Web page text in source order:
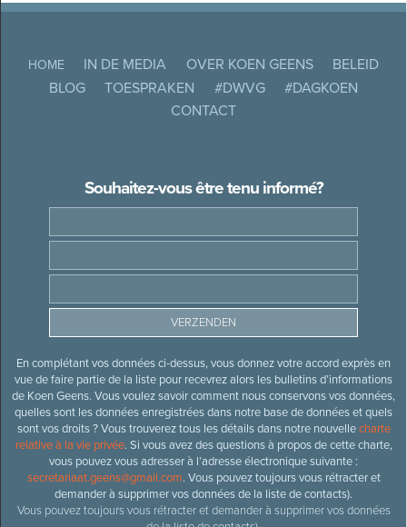
HOME IN DE MEDIA OVER KOEN GEENS
BELEID
BLOG
TOESPRAKEN #DWVG
#DAGKOEN
CONTACT
Souhaitez-vous être tenu informé?
En complétant vos données ci-dessus, vous donnez votre accord exprès en
vue de faire partie de la liste pour recevrez alors les bulletins d’informations
de Koen Geens. Vous voulez savoir comment nous conservons vos données,
quelles sont les données enregistrées dans notre base de données et quels
sont vos droits ? Vous trouverez tous les détails dans notre nouvellecharte
relative à la vie privée. Si vous avez des questions à propos de cette charte,
vous pouvez vous adresser à l’adresse électronique suivante :
secretariaat.geens@gmail.com. Vous pouvez toujours vous rétracter et
demander à supprimer vos données de la liste de contacts).
Vous pouvez toujours vous rétracter et demander à supprimer vos données